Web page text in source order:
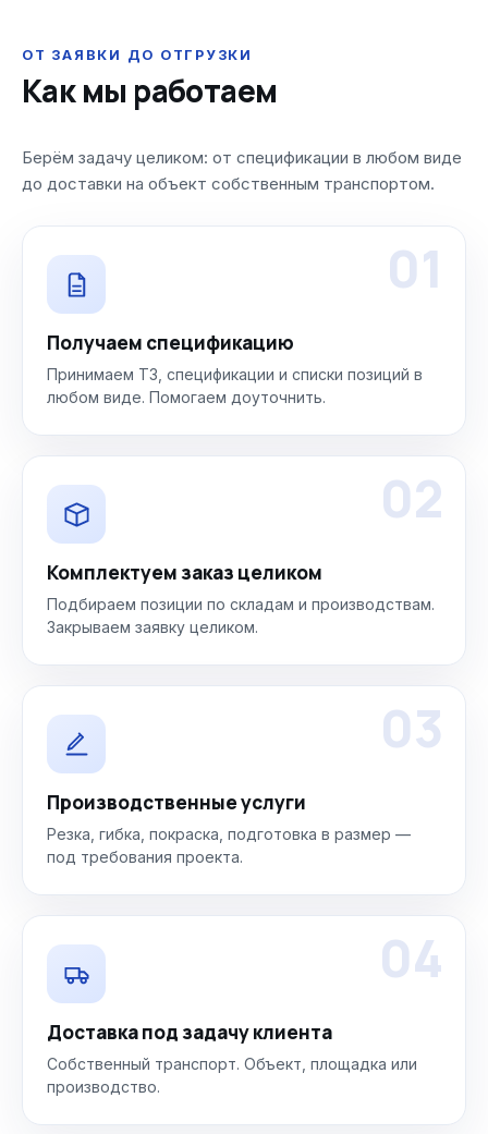
ОТ ЗАЯВКИ ДО ОТГРУЗКИ
Как мы работаем
Берём задачу целиком: от спецификации в любом виде
до доставки на объект собственным транспортом.
01
Получаем спецификацию
Принимаем ТЗ, спецификации и списки позиций в
любом виде. Помогаем доуточнить.
02
Комплектуем заказ целиком
Подбираем позиции по складам и производствам.
Закрываем заявку целиком.
03
Производственные услуги
Резка, гибка, покраска, подготовка в размер —
под требования проекта.
04
Доставка под задачу клиента
Собственный транспорт. Объект, площадка или
производство.